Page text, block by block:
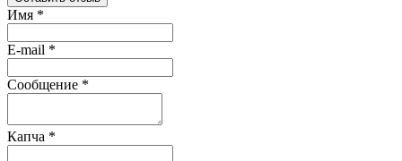
Имя *
E-mail *
Сообщение *
Капча *